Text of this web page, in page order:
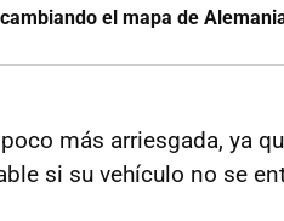
cambiando el mapa de
más arriesgada, ya
si su vehículo no se